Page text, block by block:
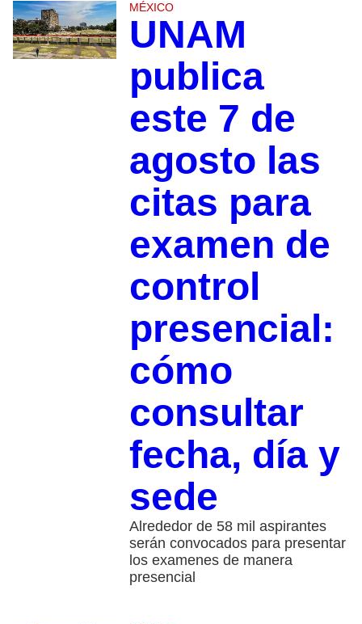
MÉXICO
UNAM
publica
este 7 de
agosto las
citas para
examen de
control
presencial:
cómo
consultar
fecha, día y
sede
Alrededor de 58 mil aspirantes
serán convocados para presentar
los examenes de manera
presencial